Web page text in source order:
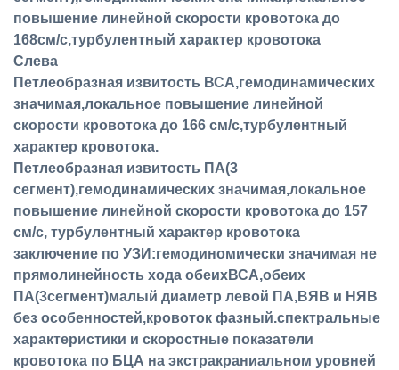
повышение линейной скорости кровотока до
168см/с,турбулентный характер кровотока
Слева
Петлеобразная извитость ВСА,гемодинамических
значимая,локальное повышение линейной
скорости кровотока до 166 см/с,турбулентный
характер кровотока.
Петлеобразная извитость ПА(3
сегмент),гемодинамических значимая,локальное
повышение линейной скорости кровотока до 157
см/с, турбулентный характер кровотока
заключение по УЗИ:гемодиномически значимая не
прямолинейность хода обеихВСА,обеих
ПА(3сегмент)малый диаметр левой ПА,ВЯВ и НЯВ
без особенностей,кровоток фазный.спектральные
характеристики и скоростные показатели
кровотока по БЦА на экстракраниальном уровней